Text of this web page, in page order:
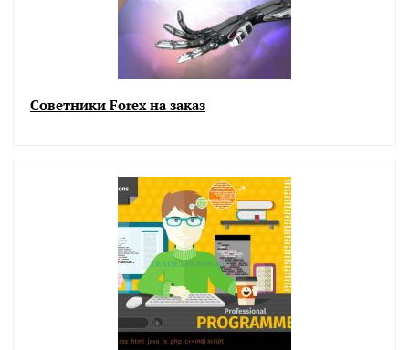
Советники Forex на заказ